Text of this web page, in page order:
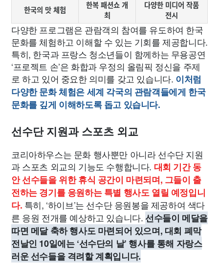
한국의 맛 체험
한복 패션쇼 개
최
다양한 미디어 작품
전시
다양한 프로그램은 관람객의 참여를 유도하여 한국
문화를 체험하고 이해할 수 있는 기회를 제공합니다.
특히, 한국과 프랑스 청소년들이 함께하는 무용공연
‘프로젝트 손’은 화합과 우정의 올림픽 정신을 주제
로 하고 있어 중요한 의미를 갖고 있습니다. 이처럼
다양한 문화 체험은 세계 각국의 관람객들에게 한국
문화를 깊게 이해하도록 돕고 있습니다.
선수단 지원과 스포츠 외교
코리아하우스는 문화 행사뿐만 아니라 선수단 지원
과 스포츠 외교의 기능도 수행합니다. 대회 기간 동
안 선수들을 위한 휴식 공간이 마련되며, 그들이 출
전하는 경기를 응원하는 특별 행사도 열릴 예정입니
다. 특히, ‘하이브’는 선수단 응원봉을 제공하여 색다
른 응원 전개를 예상하고 있습니다.선수들이 메달을
따면 메달 축하 행사도 마련되어 있으며, 대회 폐막
전날인 10일에는 ‘선수단의 날’ 행사를 통해 자랑스
러운 선수들을 격려할 계획입니다.